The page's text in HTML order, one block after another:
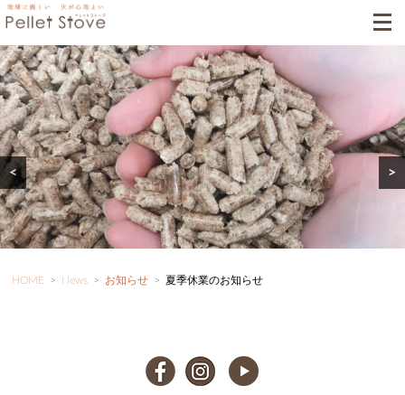
< >
HOME > News > お知らせ > 夏季休業のお知らせ